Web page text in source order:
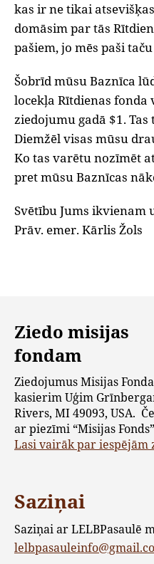
kas ir ne tikai
domāsim par tās
pašiem, jo mēs paši
Šobrīd mūsu Baznīca
locekļa Rītdienas
ziedojumu gadā $1. Tas
Diemžēl visas mūsu
Ko tas varētu nozīmēt
pret mūsu Baznīcas
Svētību Jums ikvienam
Prāv. emer. Kārlis Žols
Ziedo misijas
fondam
Ziedojumus Misijas
kasierim Uģim
Rivers, MI 49093, USA.
ar piezīmi “Misijas
Lasi vairāk par iespējām
Saziņai
Saziņai ar LELBPasaulē